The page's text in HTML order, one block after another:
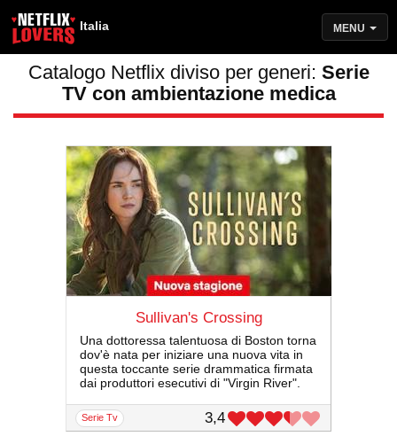
Italia MENU
Catalogo Netflix diviso per generi: Serie
TV con ambientazione medica
Sullivan's Crossing
Una dottoressa talentuosa di Boston torna
dov'è nata per iniziare una nuova vita in
questa toccante serie drammatica firmata
dai produttori esecutivi di "Virgin River".
serie Tv 3,4